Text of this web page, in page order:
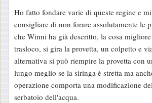
s
s
a
g
g
i
o
Ho fatto fondare varie di queste regine e
consigliare di non forare assolutamente le
che Winni ha già descritto, la cosa
trasloco, si gira la provetta, un colpetto e
alternativa si può riempire la provetta con
lungo meglio se la siringa è stretta ma
operazione comporta una modificazione
serbatoio dell'acqua.